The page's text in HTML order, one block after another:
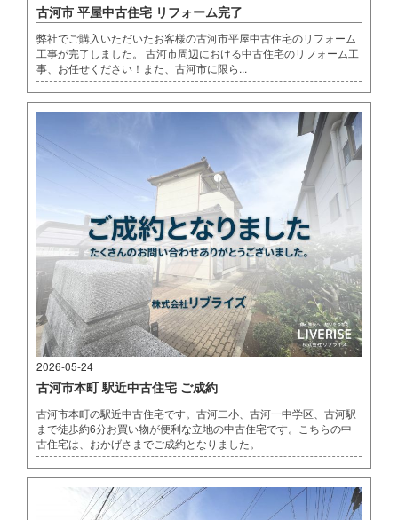
古河市 平屋中古住宅 リフォーム完了
弊社でご購入いただいたお客様の古河市平屋中古住宅のリフォーム
工事が完了しました。 古河市周辺における中古住宅のリフォーム工
事、お任せください！また、古河市に限ら...
2026-05-24
古河市本町 駅近中古住宅 ご成約
古河市本町の駅近中古住宅です。古河二小、古河一中学区、古河駅
まで徒歩約6分お買い物が便利な立地の中古住宅です。こちらの中
古住宅は、おかげさまでご成約となりました。